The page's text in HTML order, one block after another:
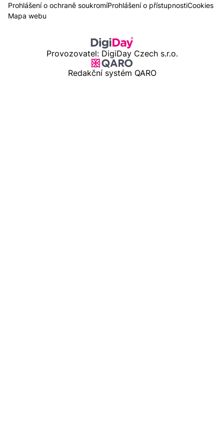
Prohlášení o ochraně soukromíProhlášení o přístupnostiCookies
Mapa webu
Provozovatel: DigiDay Czech s.r.o.
Redakční systém QARO